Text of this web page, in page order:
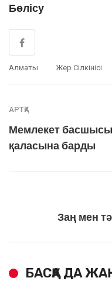
Бөлісу
Алматы Жер Сілкінісі
АРТҚА
Мемлекет
қаласына барды
Заң мен
БАСҚА ДА